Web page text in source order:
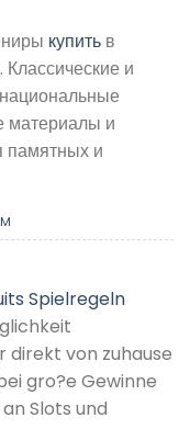
купить в
и
материалы и
памятных и
Spielregeln
von zuhause
gro?e Gewinne
Slots und